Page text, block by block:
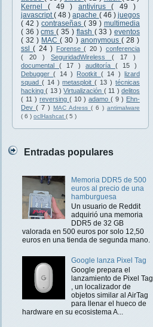
Kernel( 49 ) antivirus( 49 )
javascript( 48 )apache ( 46 ) juegos
( 42 ) contraseñas ( 39 ) multimedia
( 36 )cms( 35 ) flash ( 33 )eventos
( 32 ) MAC( 30 ) anonymous ( 28 )
ssl( 24 ) Forense( 20 ) conferencia
( 20 )SeguridadWireless ( 17 )
documental ( 17 ) auditoría ( 15 )
Debugger( 14 ) Rootkit ( 14 ) lizard
squad ( 14 )metasploit( 13 ) técnicas
hacking( 13 )Virtualización ( 11 ) delitos
( 11 ) reversing ( 10 ) adamo ( 9 ) Ehn-
Dev ( 7 ) MAC Adress ( 6 ) antimalware
( 6 ) oclHashcat ( 5 )
Entradas populares
Memoria DDR5 de 500
euros al precio de una
hamburguesa
Un usuario de Reddit
adquirió una memoria
DDR5 de 32 GB
valorada en 500 euros por solo 12,50
euros en una tienda de segunda mano.
Google lanza Pixel Tag
Google prepara el
lanzamiento de Pixel Tag
, un localizador de
objetos similar al AirTag
para llenar el hueco de
hardware en su ecosistema A...